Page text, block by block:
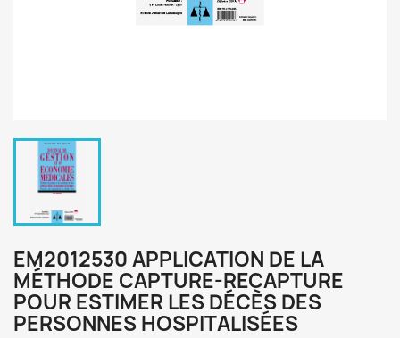
EM2012530 APPLICATION DE LA
MÉTHODE CAPTURE-RECAPTURE
POUR ESTIMER LES DÉCÈS DES
PERSONNES HOSPITALISÉES